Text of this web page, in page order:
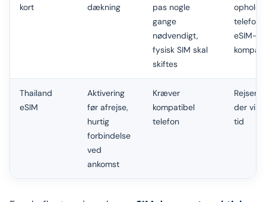
kort
dækning
pas nogle
gange
nødvendigt,
fysisk SIM skal
skiftes
ophold
telefon
eSIM-
Thailand
eSIM
Aktivering
før afrejse,
hurtig
forbindelse
ved
ankomst
Kræver
kompatibel
telefon
der vil
tid